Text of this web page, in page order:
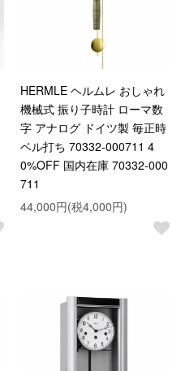
HERMLE ヘルムレ おしゃれ
機械式 振り子時計 ローマ数
字 アナログ ドイツ製 毎正時
ベル打ち 70332-000711 4
0%OFF 国内在庫 70332-000
711
44,000円(税4,000円)